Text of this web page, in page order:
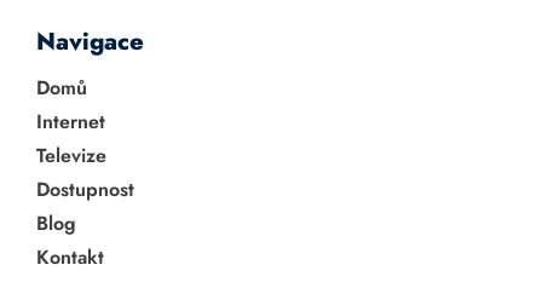
Navigace
Domů
Internet
Televize
Dostupnost
Blog
Kontakt